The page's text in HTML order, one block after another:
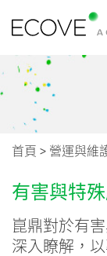
English
繁體中文
投資與管理
營運與維護
技術服務
崑鼎成員
首頁 > 營運與維
有害與特
崑鼎對於有
深入瞭解，